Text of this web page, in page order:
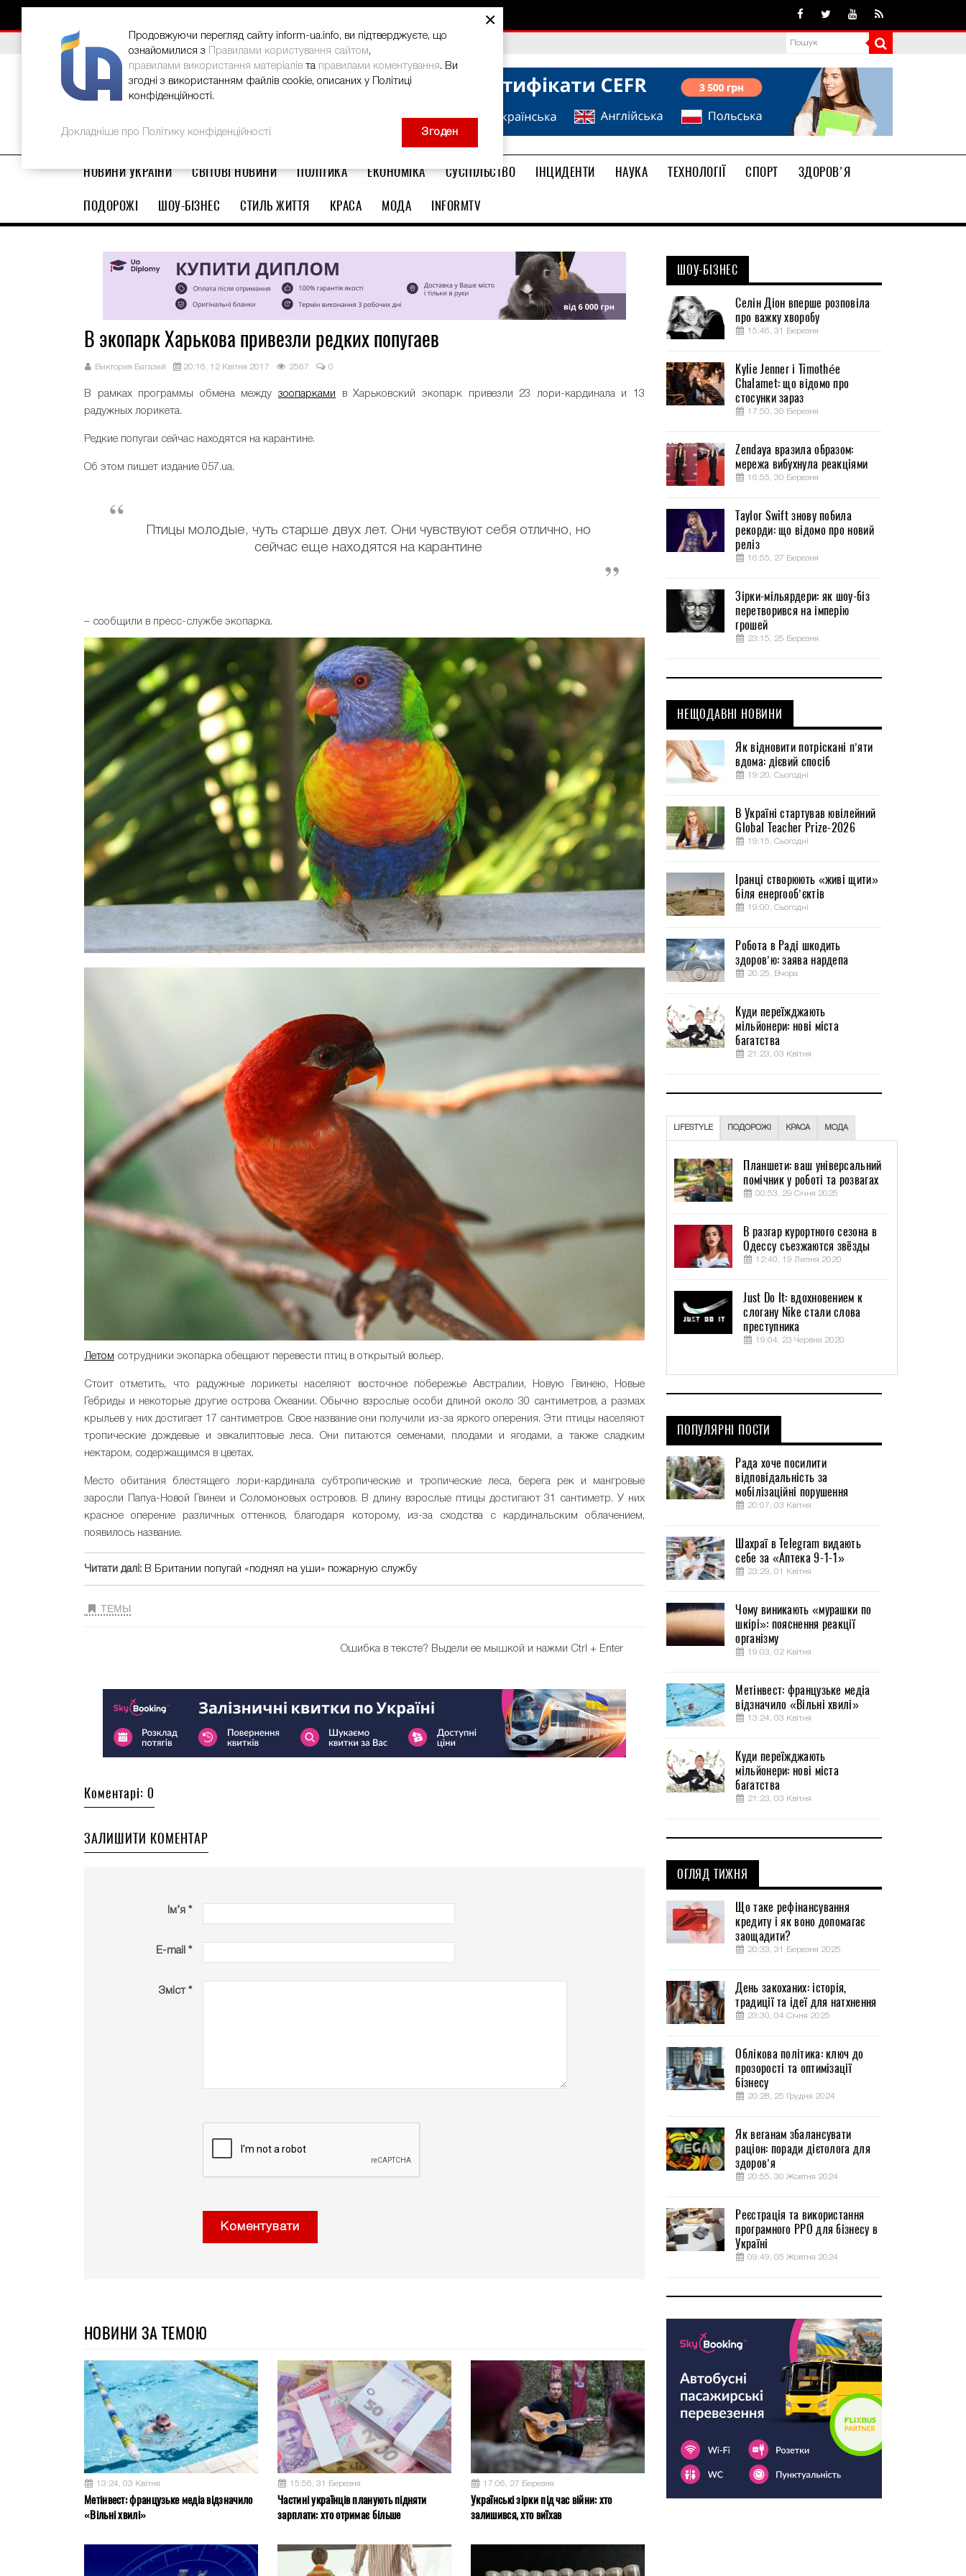
ВИБІР РЕДАКЦІЇ В Україні стартував ювілейний Global Teacher Prize-2026
НОВИНИ УКРАЇНИ СВІТОВІ НОВИНИ ПОЛІТИКА ЕКОНОМІКА СУСПІЛЬСТВО ІНЦИДЕНТИ НАУКА ТЕХНОЛОГІЇ СПОРТ
ЗДОРОВ'Я
ПОДОРОЖІ
ШОУ-БІЗНЕС СТИЛЬ ЖИТТЯ КРАСА МОДА INFORMTV
В экопарк Харькова привезли редких попугаев
Виктория Багазий 20:16, 12 Квітня 2017 2567 0
В рамках программы обмена междузоопарками в Харьковский экопарк привезли 23 лори-кардинала и 13
радужных лорикета.
Редкие попугаи сейчас находятся на карантине.
Об этом пишет издание 057.uа.
Птицы молодые, чуть старше двух лет. Они чувствуют себя отлично, но
сейчас еще находятся на карантине
– сообщили в пресс-службе экопарка.
Летом сотрудники экопарка обещают перевести птиц в открытый вольер.
Стоит отметить, что радужные лорикеты населяют восточное побережье Австралии, Новую Гвинею, Новые
Гебриды и некоторые другие острова Океании. Обычно взрослые особи длиной около 30 сантиметров, а размах
крыльев у них достигает 17 сантиметров. Свое название они получили из-за яркого оперения. Эти птицы населяют
тропические дождевые и эвкалиптовые леса. Они питаются семенами, плодами и ягодами, а также сладким
нектаром, содержащимся в цветах.
Место обитания блестящего лори-кардинала субтропические и тропические леса, берега рек и мангровые
заросли Папуа-Новой Гвинеи и Соломоновых островов. В длину взрослые птицы достигают 31 сантиметр. У них
красное оперение различных оттенков, благодаря которому, из-за сходства с кардинальским облачением,
появилось название.
Читати далі: В Британии попугай «поднял на уши» пожарную службу
ТЕМЫ
Ошибка в тексте? Выдели ее мышкой и нажми Ctrl + Enter
Коментарі: 0
ЗАЛИШИТИ КОМЕНТАР
Ім’я *
E-mail *
Зміст *
Коментувати
НОВИНИ ЗА ТЕМОЮ
13:24, 03 Квітня
Метінвест: французьке медіа відзначило
«Вільні хвилі»
15:56, 31 Березня
Частині українців планують підняти
зарплати: хто отримає більше
17:06, 27 Березня
Українські зірки під час війни: хто
залишився, хто виїхав
ШОУ-БІЗНЕС
Селін Діон вперше розповіла
про важку хворобу
15:46, 31 Березня
Kylie Jenner і Timothée
Chalamet: що відомо про
стосунки зараз
17:50, 30 Березня
Zendaya вразила образом:
мережа вибухнула реакціями
16:55, 30 Березня
Taylor Swift знову побила
рекорди: що відомо про новий
реліз
16:55, 27 Березня
Зірки-мільярдери: як шоу-біз
перетворився на імперію
грошей
23:15, 25 Березня
НЕЩОДАВНІ НОВИНИ
Як відновити потріскані п’яти
вдома: дієвий спосіб
19:20, Сьогодні
В Україні стартував ювілейний
Global Teacher Prize-2026
19:15, Сьогодні
Іранці створюють «живі щити»
біля енергооб’єктів
19:00, Сьогодні
Робота в Раді шкодить
здоров’ю: заява нардепа
20:25, Вчора
Куди переїжджають
мільйонери: нові міста
багатства
21:23, 03 Квітня
LIFESTYLE ПОДОРОЖІ КРАСА МОДА
Планшети: ваш універсальний
помічник у роботі та розвагах
00:53, 29 Січня 2025
В разгар курортного сезона в
Одессу съезжаются звёзды
12:40, 19 Липня 2020
Just Do It: вдохновением к
слогану Nike стали слова
преступника
19:04, 23 Червня 2020
ПОПУЛЯРНІ ПОСТИ
Рада хоче посилити
відповідальність за
мобілізаційні порушення
20:07, 03 Квітня
Шахраї в Telegram видають
себе за «Аптека 9-1-1»
23:29, 01 Квітня
Чому виникають «мурашки по
шкірі»: пояснення реакції
організму
19:03, 02 Квітня
Метінвест: французьке медіа
відзначило «Вільні хвилі»
13:24, 03 Квітня
Куди переїжджають
мільйонери: нові міста
багатства
21:23, 03 Квітня
ОГЛЯД ТИЖНЯ
Що таке рефінансування
кредиту і як воно допомагає
заощадити?
20:33, 31 Березня 2025
День закоханих: історія,
традиції та ідеї для натхнення
23:30, 04 Січня 2025
Облікова політика: ключ до
прозорості та оптимізації
бізнесу
20:28, 25 Грудня 2024
Як веганам збалансувати
раціон: поради дієтолога для
здоров’я
20:55, 30 Жовтня 2024
Реєстрація та використання
програмного РРО для бізнесу в
Україні
09:49, 05 Жовтня 2024
×
Продовжуючи перегляд сайту inform-ua.info, ви підтверджуєте, що
ознайомилися з
Правилами користування сайтом,
правилами використання матеріалів та правилами коментування. Ви
згодні з використанням файлів cookie, описаних у Політиці
конфіденційності.
Докладніше про Політику конфіденційності Згоден